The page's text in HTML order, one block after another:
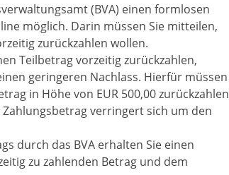
(BVA) einen formlosen
möglich. Darin müssen Sie mitteilen,
zurückzahlen wollen.
Teilbetrag vorzeitig zurückzahlen,
geringeren Nachlass. Hierfür müssen
in Höhe von EUR 500,00 zurückzahlen
verringert sich um den
durch das BVA erhalten Sie einen
zu zahlenden Betrag und dem